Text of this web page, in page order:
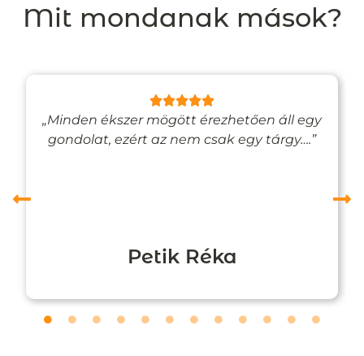
Mit mondanak mások?
„Minden ékszer mögött érezhetően áll egy
gondolat, ezért az nem csak egy tárgy….”
Petik Réka